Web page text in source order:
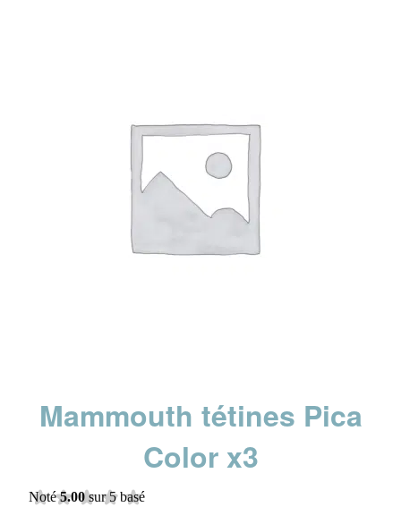
Mammouth tétines Pica
Color x3
Noté5.00 sur 5 basé